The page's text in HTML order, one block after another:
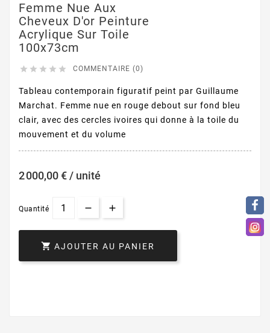
Femme Nue Aux
Cheveux D'or Peinture
Acrylique Sur Toile
100x73cm
     COMMENTAIRE (0)
Tableau contemporain figuratif peint par Guillaume
Marchat. Femme nue en rouge debout sur fond bleu
clair, avec des cercles ivoires qui donne à la toile du
mouvement et du volume
2 000,00 € / unité
Quantité
 AJOUTER AU PANIER